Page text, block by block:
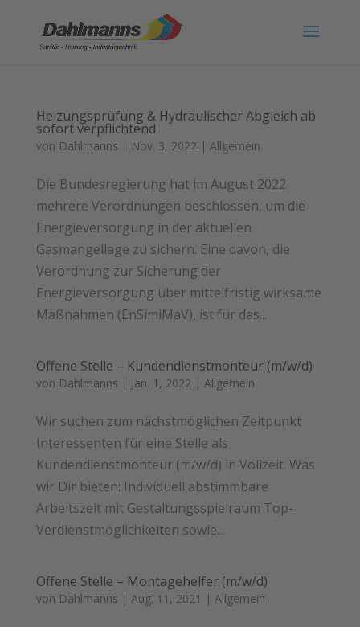
Heizungsprüfung & Hydraulischer Abgleich ab
sofort verpflichtend
von Dahlmanns | Nov. 3, 2022| Allgemein
Die Bundesregierung hat im August 2022
mehrere Verordnungen beschlossen, um die
Energieversorgung in der aktuellen
Gasmangellage zu sichern. Eine davon, die
Verordnung zur Sicherung der
Energieversorgung über mittelfristig wirksame
Maßnahmen (EnSimiMaV), ist für das...
Offene Stelle – Kundendienstmonteur (m/w/d)
von Dahlmanns | Jan. 1, 2022| Allgemein
Wir suchen zum nächstmöglichen Zeitpunkt
Interessenten für eine Stelle als
Kundendienstmonteur (m/w/d) in Vollzeit. Was
wir Dir bieten: Individuell abstimmbare
Arbeitszeit mit Gestaltungsspielraum Top-
Verdienstmöglichkeiten sowie...
Offene Stelle – Montagehelfer (m/w/d)
von Dahlmanns | Aug. 11, 2021 | Allgemein